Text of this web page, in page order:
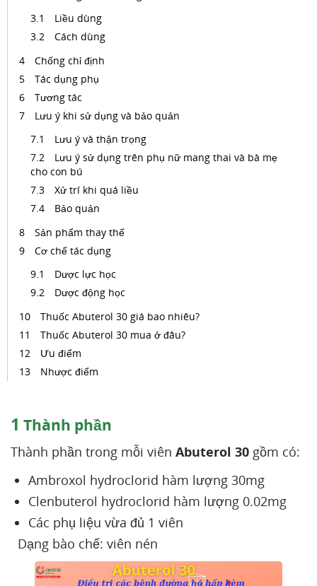
Liều dùng
Cách dùng
Chống chỉ định
Tác dụng phụ
Tương tác
Lưu ý khi sử dụng và bảo quản
Lưu ý và thận trọng
Lưu ý sử dụng trên phụ nữ mang thai và bà mẹ
cho con bú
Xử trí khi quá liều
Bảo quản
Sản phẩm thay thế
Cơ chế tác dụng
Dược lực học
Dược động học
Thuốc Abuterol 30 giá bao nhiêu?
Thuốc Abuterol 30 mua ở đâu?
Ưu điểm
Nhược điểm
1 Thành phần
Thành phần trong mỗi viên Abuterol 30 gồm có:
Ambroxol hydroclorid hàm lượng 30mg
Clenbuterol hydroclorid hàm lượng 0.02mg
Các phụ liệu vừa đủ 1 viên
Dạng bào chế: viên nén